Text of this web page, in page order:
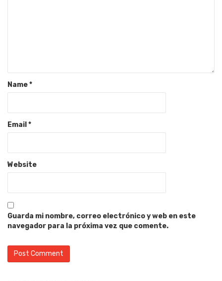
Name*
Email *
Website
Guarda mi nombre, correo electrónico y web en este
navegador para la próxima vez que comente.